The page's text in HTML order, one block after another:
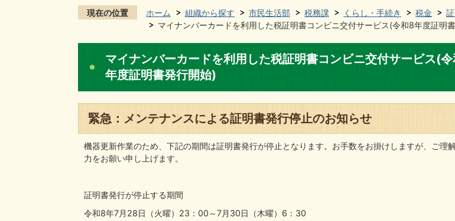
現在の位置 ホーム 組織から探す 市民生活部 税務課 くらし・手続き 税金
マイナンバーカードを利用した税証明書コンビニ交付サービス(令和8年度証明
マイナンバーカードを利用した税証明書コンビニ交付サービス(
年度証明書発行開始)
緊急：メンテナンスによる証明書発行停止のお知らせ
機器更新作業のため、下記の期間は証明書発行が停止となります。お手数をお掛けしますが、ご理
力をお願い申し上げます。
証明書発行が停止する期間
令和8年7月28日（火曜）23：00～7月30日（木曜）6：30